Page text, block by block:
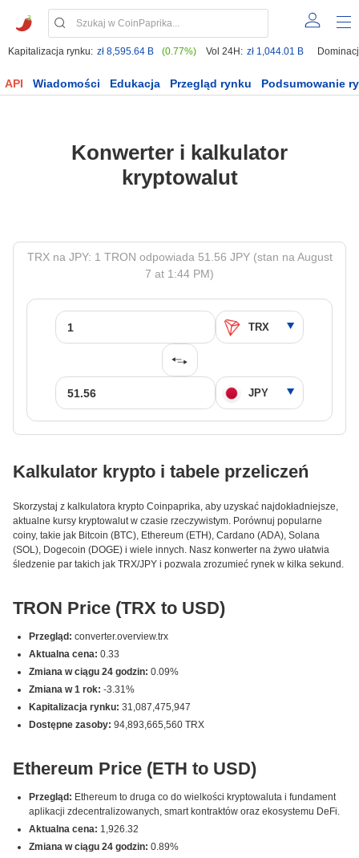
Kapitalizacja rynku: zł 8,595.64 B (0.77%) Vol 24H: zł 1,044.01 B
API Wiadomości Edukacja Przegląd rynku Podsumowanie
Konwerter i kalkulator
kryptowalut
TRX na JPY: 1 TRON odpowiada 51.56 JPY (stan na August
7 at 1:44 PM)
Kalkulator krypto i tabele przeliczeń
Skorzystaj z kalkulatora krypto Coinpaprika, aby uzyskać najdokładniejsze,
aktualne kursy kryptowalut w czasie rzeczywistym. Porównuj popularne
coiny, takie jak Bitcoin (BTC), Ethereum (ETH), Cardano (ADA), Solana
(SOL), Dogecoin (DOGE) i wiele innych. Nasz konwerter na żywo ułatwia
śledzenie par takich jak TRX/JPY i pozwala zrozumieć rynek w kilka sekund.
TRON Price (TRX to USD)
Przegląd: converter.overview.trx
Aktualna cena: 0.33
Zmiana w ciągu 24 godzin: 0.09%
Zmiana w 1 rok: -3.31%
Kapitalizacja rynku: 31,087,475,947
Dostępne zasoby: 94,893,665,560 TRX
Ethereum Price (ETH to USD)
Przegląd: Ethereum to druga co do wielkości kryptowaluta i fundament
aplikacji zdecentralizowanych, smart kontraktów oraz ekosystemu DeFi.
Aktualna cena: 1,926.32
Zmiana w ciągu 24 godzin: 0.89%